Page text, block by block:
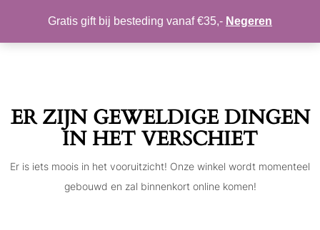
Toggle
MIJN ACCOUNT VERLANGLIJST
ER ZIJN GEWELDIGE DINGEN
IN HET VERSCHIET
Er is iets moois in het vooruitzicht! Onze winkel wordt momenteel
gebouwd en zal binnenkort online komen!
Gratis gift bij besteding vanaf €35,- Negeren